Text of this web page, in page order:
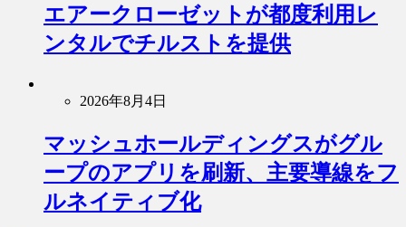
エアークローゼットが都度利用レ
ンタルでチルストを提供
2026年8月4日
マッシュホールディングスがグル
ープのアプリを刷新、主要導線をフ
ルネイティブ化